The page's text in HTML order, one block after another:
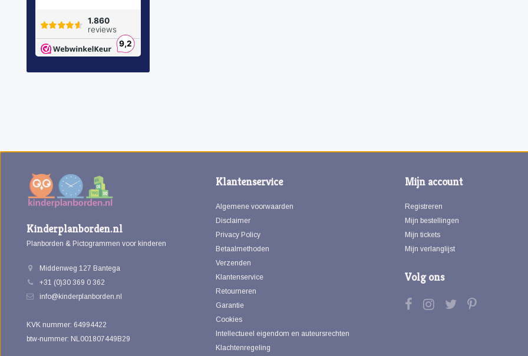
Kinderplanborden.nl
Planborden & Pictogrammen voor kinderen
Middenweg 127 Bantega
+31 (0)30 369 0 362
info@kinderplanborden.nl
KVK nummer: 64994422
btw-nummer: NL001807449B29
Klantenservice
Algemene voorwaarden
Disclaimer
Privacy Policy
Betaalmethoden
Verzenden
Klantenservice
Retourneren
Garantie
Cookies
Intellectueel eigendom en auteursrechten
Klachtenregeling
Mijn account
Registreren
Mijn bestellingen
Mijn tickets
Mijn verlanglijst
Volg ons